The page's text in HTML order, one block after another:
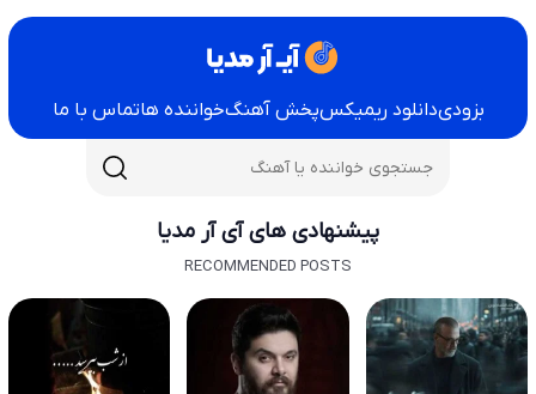
بزودیدانلود ریمیکسپخش آهنگخواننده هاتماس با ما
پیشنهادی های آی آر مدیا
RECOMMENDED POSTS